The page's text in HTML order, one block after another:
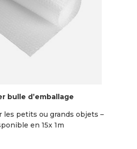
bulle d’emballage
les petits ou grands objets –
en 15x 1m